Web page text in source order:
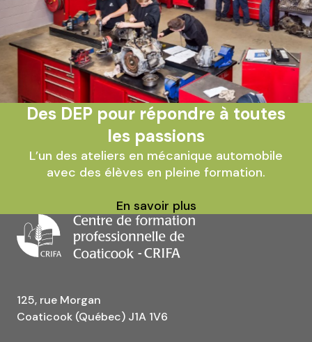
Des DEP pour répondre à toutes
les passions
L’un des ateliers en mécanique automobile
avec des élèves en pleine formation.
En savoir plus
125, rue Morgan
Coaticook (Québec) J1A 1V6